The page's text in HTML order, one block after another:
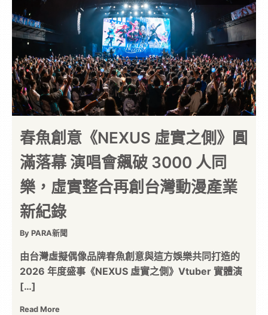
台
春魚創意《NEXUS 虛實之側》圓
滿落幕 演唱會飆破 3000 人同
樂，虛實整合再創台灣動漫產業
新紀錄
By PARA新聞
由台灣虛擬偶像品牌春魚創意與這方娛樂共同打造的
2026 年度盛事《NEXUS 虛實之側》Vtuber 實體演
[…]
Read More